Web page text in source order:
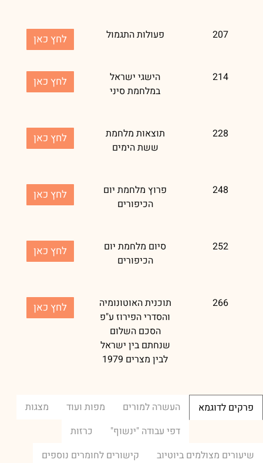
207 פעולות התגמול לחץ כאן
214
הישגי ישראל
במלחמת סיני
לחץ כאן
228
תוצאות מלחמת
ששת הימים
לחץ כאן
248
פרוץ מלחמת יום
הכיפורים
לחץ כאן
252
סיום מלחמת יום
הכיפורים
לחץ כאן
266
תוכנית האוטונומיה
והסדרי הפירוז ע"פ
הסכם השלום
שנחתם בין ישראל
לבין מצרים 1979
לחץ כאן
פרקים לדוגמא העשרה למורים מפות ועוד
מצגות
דפי עבודה "ינשוף"
כרזות
שיעורים מצולמים ביוטיוב
קישורים לחומרים נוספים